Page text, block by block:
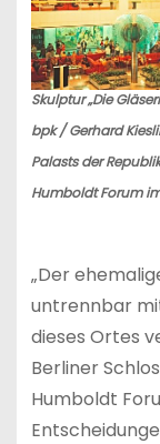
Skulptur „Die
bpk / Gerhard
Palasts der
Humboldt Forum
„Der
untrennbar
dieses Ortes
Berliner
Humboldt